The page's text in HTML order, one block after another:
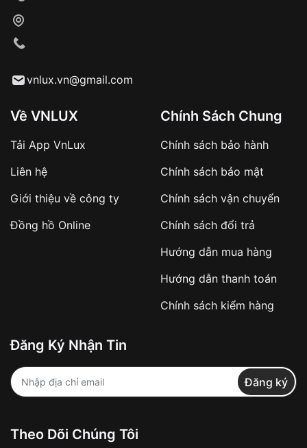
vnlux.vn@gmail.com
Về VNLUX
Tải App VnLux
Liên hệ
Giới thiệu về công ty
Đồng hồ Online
Chính Sách Chung
Chính sách bảo hành
Chính sách bảo mật
Chính sách vận chuyển
Chính sách đổi trả
Hướng dẫn mua hàng
Hướng dẫn thanh toán
Chính sách kiểm hàng
Đăng Ký Nhận Tin
Đăng ký
Theo Dõi Chúng Tôi